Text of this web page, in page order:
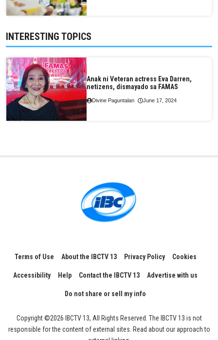
INTERESTING TOPICS
Anak ni Veteran actress Eva Darren,
netizens, dismayado sa FAMAS
Divine Paguntalan June 17, 2024
Terms of Use About the IBCTV 13 Privacy Policy Cookies
Accessibility Help Contact the IBCTV 13 Advertise with us
Do not share or sell my info
Copyright ©2026 IBCTV 13, All Rights Reserved. The IBCTV 13 is not
responsible for the content of external sites. Read about our approach to